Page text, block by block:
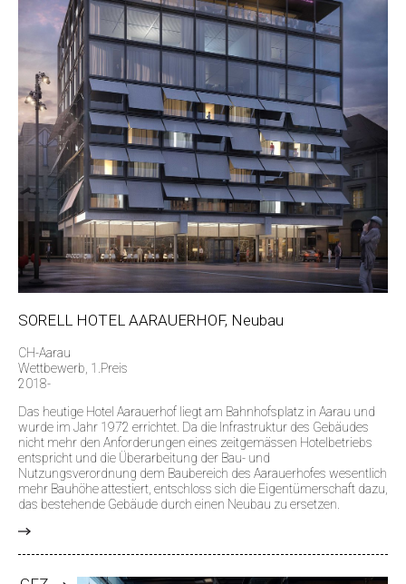
SORELL HOTEL AARAUERHOF, Neubau
CH-Aarau
Wettbewerb, 1.Preis
2018-
Das heutige Hotel Aarauerhof liegt am Bahnhofsplatz in Aarau und
wurde im Jahr 1972 errichtet. Da die Infrastruktur des Gebäudes
nicht mehr den Anforderungen eines zeitgemässen Hotelbetriebs
entspricht und die Überarbeitung der Bau- und
Nutzungsverordnung dem Baubereich des Aarauerhofes wesentlich
mehr Bauhöhe attestiert, entschloss sich die Eigentümerschaft dazu,
das bestehende Gebäude durch einen Neubau zu ersetzen.